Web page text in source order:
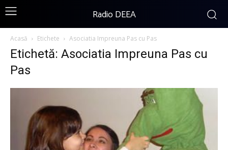
Radio DEEA
Acasă Etichete Asociatia Impreuna Pas cu Pas
Etichetă: Asociatia Impreuna Pas cu
Pas